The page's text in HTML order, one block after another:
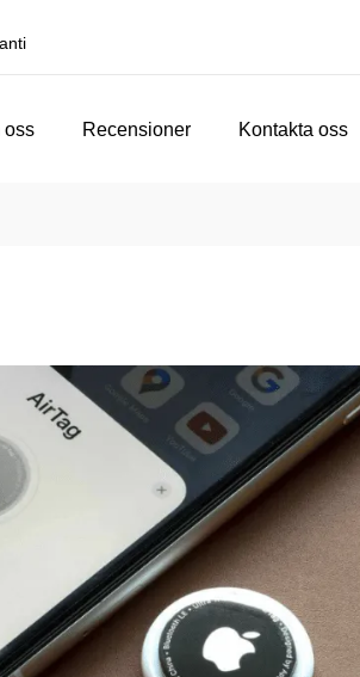
oss Recensioner Kontakta oss